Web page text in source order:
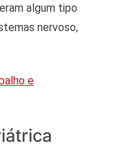
algum tipo
nervoso,
e